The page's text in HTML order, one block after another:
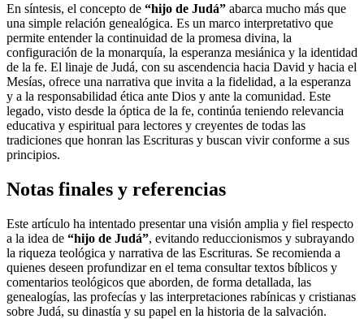
En síntesis, el concepto de “hijo de Judá” abarca mucho más que
una simple relación genealógica. Es un marco interpretativo que
permite entender la continuidad de la promesa divina, la
configuración de la monarquía, la esperanza mesiánica y la identidad
de la fe. El linaje de Judá, con su ascendencia hacia David y hacia el
Mesías, ofrece una narrativa que invita a la fidelidad, a la esperanza
y a la responsabilidad ética ante Dios y ante la comunidad. Este
legado, visto desde la óptica de la fe, continúa teniendo relevancia
educativa y espiritual para lectores y creyentes de todas las
tradiciones que honran las Escrituras y buscan vivir conforme a sus
principios.
Notas finales y referencias
Este artículo ha intentado presentar una visión amplia y fiel respecto
a la idea de “hijo de Judá”, evitando reduccionismos y subrayando
la riqueza teológica y narrativa de las Escrituras. Se recomienda a
quienes deseen profundizar en el tema consultar textos bíblicos y
comentarios teológicos que aborden, de forma detallada, las
genealogías, las profecías y las interpretaciones rabínicas y cristianas
sobre Judá, su dinastía y su papel en la historia de la salvación.